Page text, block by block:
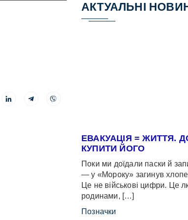
АКТУАЛЬНІ
ЕВАКУАЦІЯ = ЖИТТЯ.
КУПИТИ ЙОГО
Поки ми доїдали паски й
— у «Мороку» загинув
Це не військові цифри. Це
родинами, […]
Позначки